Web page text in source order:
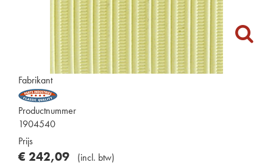
Fabrikant
Productnummer
1904540
Prijs
€ 242,09 (incl. btw)